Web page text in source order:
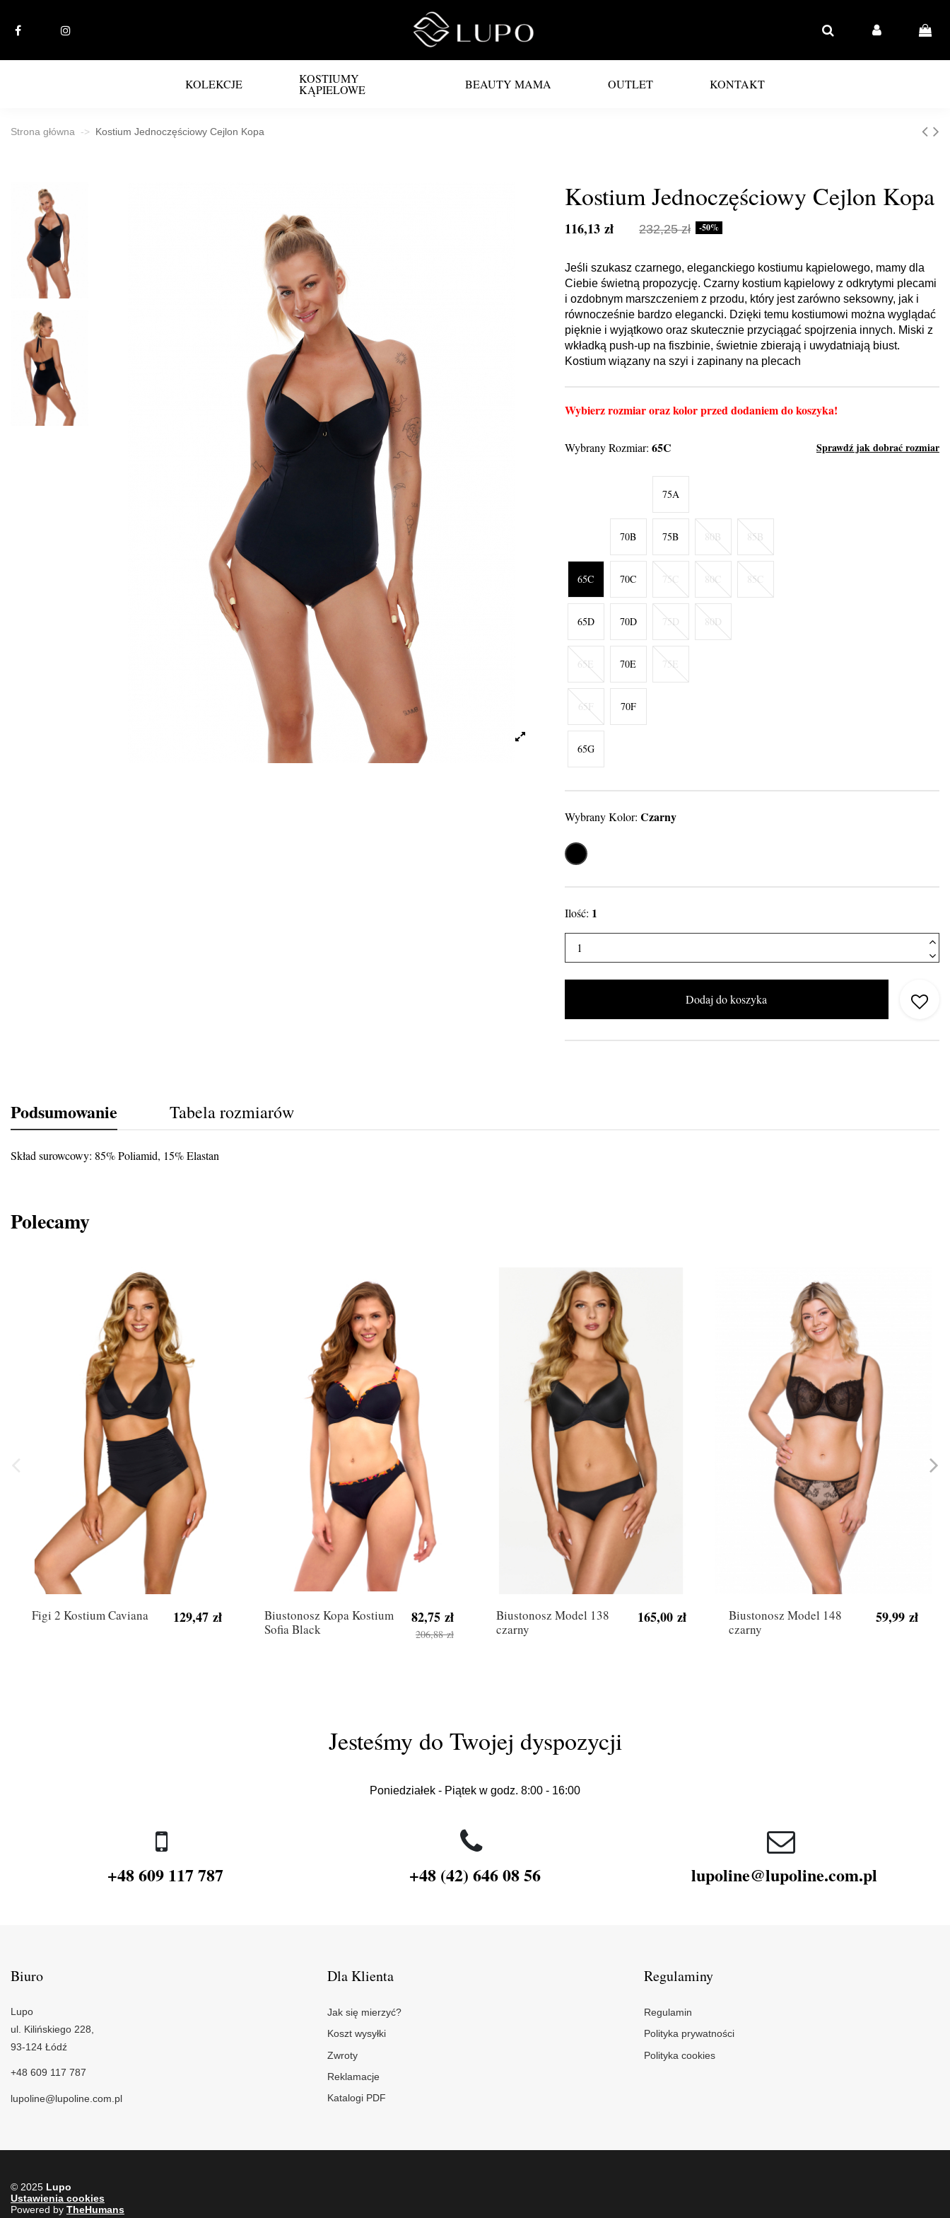
KOLEKCJE KOSTIUMY
KĄPIELOWE BEAUTY MAMA OUTLET KONTAKT
Strona główna Kostium Jednoczęściowy Cejlon Kopa
Kostium Jednoczęściowy Cejlon Kopa
116,13 zł 232,25 zł -50%
Jeśli szukasz czarnego, eleganckiego kostiumu kąpielowego, mamy dla
Ciebie świetną propozycję. Czarny kostium kąpielowy z odkrytymi plecami
i ozdobnym marszczeniem z przodu, który jest zarówno seksowny, jak i
równocześnie bardzo elegancki. Dzięki temu kostiumowi można wyglądać
pięknie i wyjątkowo oraz skutecznie przyciągać spojrzenia innych. Miski z
wkładką push-up na fiszbinie, świetnie zbierają i uwydatniają biust.
Kostium wiązany na szyi i zapinany na plecach
Wybierz rozmiar oraz kolor przed dodaniem do koszyka!
Wybrany Rozmiar: 65C Sprawdź jak dobrać rozmiar
75A
70B 75B 80B 85B
65C 70C 75C 80C 85C
65D 70D 75D 80D
65E 70E 75E
65F 70F
65G
Wybrany Kolor: Czarny
Czarny
Ilość: 1
Dodaj do koszyka
Podsumowanie Tabela rozmiarów
Skład surowcowy: 85% Poliamid, 15% Elastan
Polecamy
Figi 2 Kostium Caviana 129,47 zł
Biustonosz Kopa Kostium
Sofia Black
82,75 zł
206,88 zł
Biustonosz Model 138
czarny
165,00 zł
Biustonosz Model 148
czarny
59,99 zł
Jesteśmy do Twojej dyspozycji
Poniedziałek - Piątek w godz. 8:00 - 16:00
+48 609 117 787 +48 (42) 646 08 56 lupoline@lupoline.com.pl
Biuro
Lupo
ul. Kilińskiego 228,
93-124 Łódź
+48 609 117 787
lupoline@lupoline.com.pl
Dla Klienta
Jak się mierzyć?
Koszt wysyłki
Zwroty
Reklamacje
Katalogi PDF
Regulaminy
Regulamin
Polityka prywatności
Polityka cookies
© 2025 Lupo
Ustawienia cookies
Powered by TheHumans